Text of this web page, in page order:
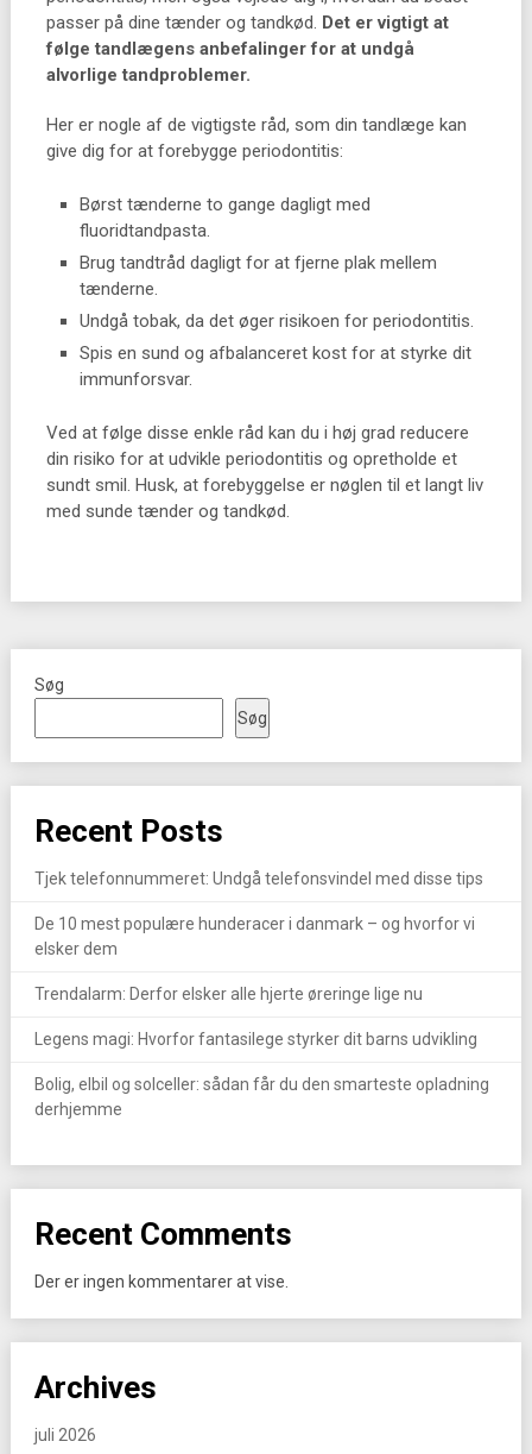
passer på dine tænder og tandkød. Det er vigtigt at
følge tandlægens anbefalinger for at undgå
alvorlige tandproblemer.
Her er nogle af de vigtigste råd, som din tandlæge kan
give dig for at forebygge periodontitis:
Børst tænderne to gange dagligt med
fluoridtandpasta.
Brug tandtråd dagligt for at fjerne plak mellem
tænderne.
Undgå tobak, da det øger risikoen for periodontitis.
Spis en sund og afbalanceret kost for at styrke dit
immunforsvar.
Ved at følge disse enkle råd kan du i høj grad reducere
din risiko for at udvikle periodontitis og opretholde et
sundt smil. Husk, at forebyggelse er nøglen til et langt liv
med sunde tænder og tandkød.
Søg
Søg
Recent Posts
Tjek telefonnummeret: Undgå telefonsvindel med disse tips
De 10 mest populære hunderacer i danmark – og hvorfor vi
elsker dem
Trendalarm: Derfor elsker alle hjerte øreringe lige nu
Legens magi: Hvorfor fantasilege styrker dit barns udvikling
Bolig, elbil og solceller: sådan får du den smarteste opladning
derhjemme
Recent Comments
Der er ingen kommentarer at vise.
Archives
juli 2026